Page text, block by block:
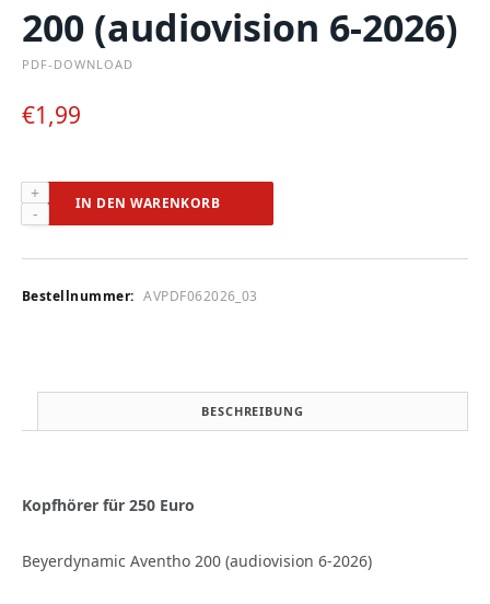
200 (audiovision 6-2026)
PDF-DOWNLOAD
€1,99
Beyerdynamic
Aventho
(audiovision
2026)
IN DEN WARENKORB
Bestellnummer: AVPDF062026_03
BESCHREIBUNG
Kopfhörer für 250 Euro
Beyerdynamic Aventho 200 (audiovision 6-2026)